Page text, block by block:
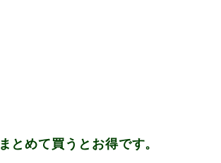
まとめて買うとお得です。